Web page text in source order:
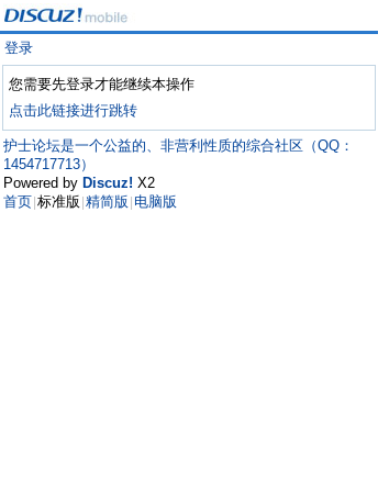
登录
您需要先登录才能继续本操作
点击此链接进行跳转
护士论坛是一个公益的、非营利性质的综合社区（QQ：
1454717713）
Powered by Discuz! X2
首页 标准版 精简版 电脑版